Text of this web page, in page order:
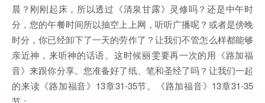
晨？刚刚起床，所以透过《清泉甘露》灵修吗？还是中午时
分，您的午餐时间所以抽空上上网，听听广播呢？或者是傍晚
时分，你已经卸下了一天的劳作了？让我们不管怎么样都能够
亲近神，来听神的话语。这时候丽雯要再一次的用《路加福
音》来跟你分享。您准备好了纸、笔和圣经了吗？让我们一起
的来读《路加福音》13章31-35节。《路加福音》13章31-35